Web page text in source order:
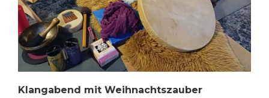
Klangabend mit Weihnachtszauber